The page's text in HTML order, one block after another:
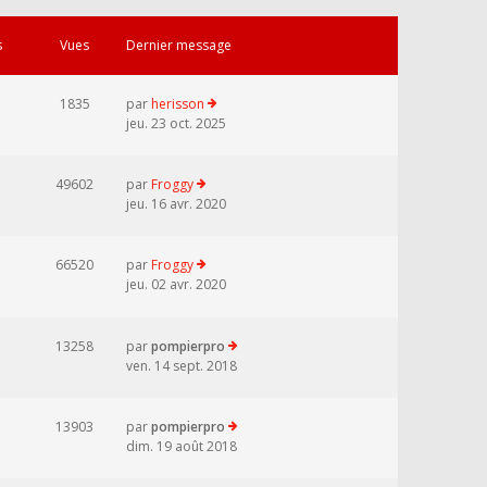
Vues Dernier message
1835 par herisson
jeu. 23 oct. 2025
49602 par Froggy
jeu. 16 avr. 2020
66520 par Froggy
jeu. 02 avr. 2020
13258 parpompierpro
ven. 14 sept. 2018
13903 parpompierpro
dim. 19 août 2018